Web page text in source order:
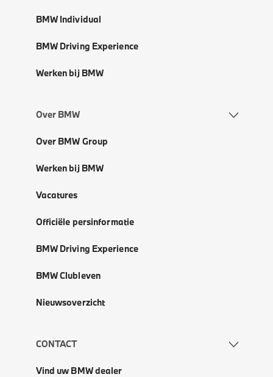
BMW Individual
BMW Driving Experience
Werken bij BMW
Over BMW
Over BMW Group
Werken bij BMW
Vacatures
Officiële persinformatie
BMW Driving Experience
BMW Clubleven
Nieuwsoverzicht
CONTACT
Vind uw BMW dealer